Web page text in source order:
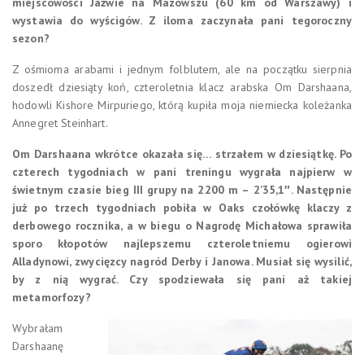
wystawia do wyścigów. Z iloma zaczynała pani tegoroczny
sezon?
Z ośmioma arabami i jednym folblutem, ale na początku sierpnia
doszedł dziesiąty koń, czteroletnia klacz arabska Om Darshaana,
hodowli Kishore Mirpuriego, którą kupiła moja niemiecka koleżanka
Annegret Steinhart.
Om Darshaana wkrótce okazała się… strzałem w dziesiątkę. Po
czterech tygodniach w pani treningu wygrała najpierw w
świetnym czasie bieg III grupy na 2200 m – 2’35,1″. Następnie
już po trzech tygodniach pobiła w Oaks czołówkę klaczy z
derbowego rocznika, a w biegu o Nagrodę Michałowa sprawiła
sporo kłopotów najlepszemu czteroletniemu ogierowi
Alladynowi, zwycięzcy nagród Derby i Janowa. Musiał się wysilić,
by z nią wygrać. Czy spodziewała się pani aż takiej
metamorfozy?
Wybrałam
Darshaanę